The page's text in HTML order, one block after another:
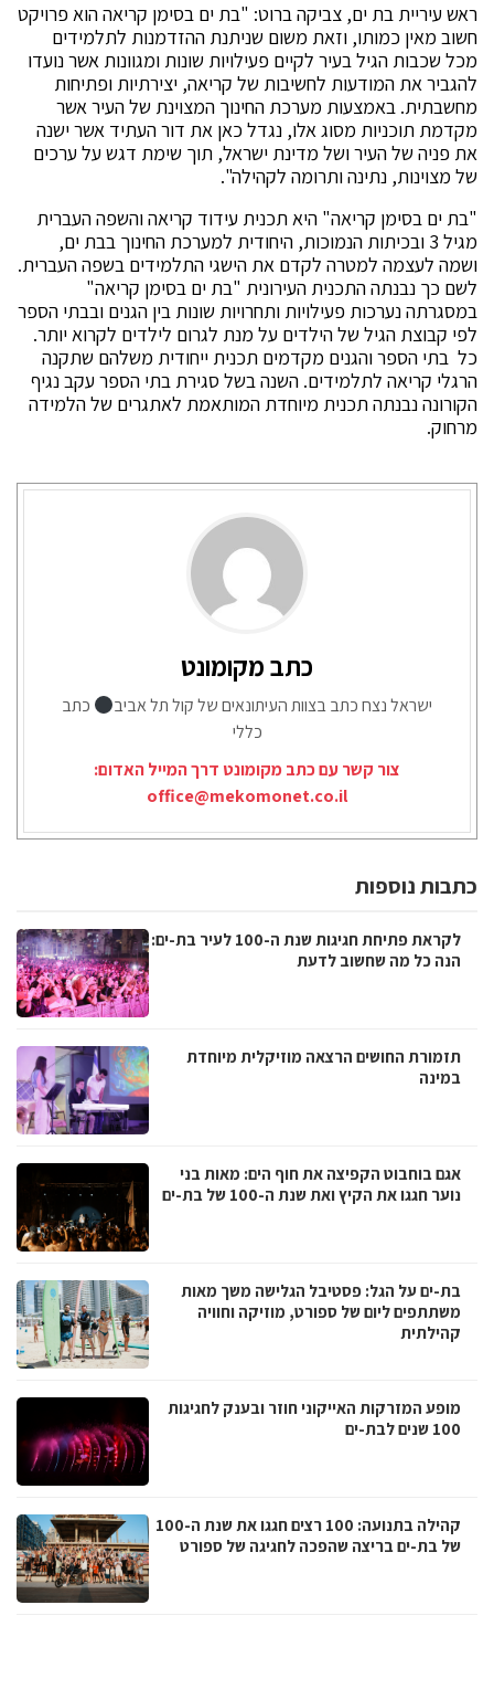
ראש עיריית בת ים, צביקה ברוט: "בת ים בסימן קריאה הוא פרויקט
חשוב מאין כמותו, וזאת משום שניתנת ההזדמנות לתלמידים
מכל שכבות הגיל בעיר לקיים פעילויות שונות ומגוונות אשר נועדו
להגביר את המודעות לחשיבות של קריאה, יצירתיות ופתיחות
מחשבתית. באמצעות מערכת החינוך המצוינת של העיר אשר
מקדמת תוכניות מסוג אלו, נגדל כאן את דור העתיד אשר ישנה
את פניה של העיר ושל מדינת ישראל, תוך שימת דגש על ערכים
של מצוינות, נתינה ותרומה לקהילה".
"בת ים בסימן קריאה" היא תכנית עידוד קריאה והשפה העברית
מגיל 3 ובכיתות הנמוכות, היחודית למערכת החינוך בבת ים,
ושמה לעצמה למטרה לקדם את הישגי התלמידים בשפה העברית.
לשם כך נבנתה התכנית העירונית "בת ים בסימן קריאה"
במסגרתה נערכות פעילויות ותחרויות שונות בין הגנים ובבתי הספר
לפי קבוצת הגיל של הילדים על מנת לגרום לילדים לקרוא יותר.
כל בתי הספר והגנים מקדמים תכנית ייחודית משלהם שתקנה
הרגלי קריאה לתלמידים. השנה בשל סגירת בתי הספר עקב נגיף
הקורונה נבנתה תכנית מיוחדת המותאמת לאתגרים של הלמידה
מרחוק.
כתב מקומונט
ישראל נצח כתב בצוות העיתונאים של קול תל אביב
כתב
כללי
צור קשר עם כתב מקומונט דרך המייל האדום:
office@mekomonet.co.il
כתבות נוספות
לקראת פתיחת חגיגות שנת ה-100 לעיר בת-ים:
הנה כל מה שחשוב לדעת
תזמורת החושים הרצאה מוזיקלית מיוחדת
במינה
אגם בוחבוט הקפיצה את חוף הים: מאות בני
נוער חגגו את הקיץ ואת שנת ה-100 של בת-ים
בת-ים על הגל: פסטיבל הגלישה משך מאות
משתתפים ליום של ספורט, מוזיקה וחוויה
קהילתית
מופע המזרקות האייקוני חוזר ובענק לחגיגות
100 שנים לבת-ים
קהילה בתנועה: 100 רצים חגגו את שנת ה-100
של בת-ים בריצה שהפכה לחגיגה של ספורט